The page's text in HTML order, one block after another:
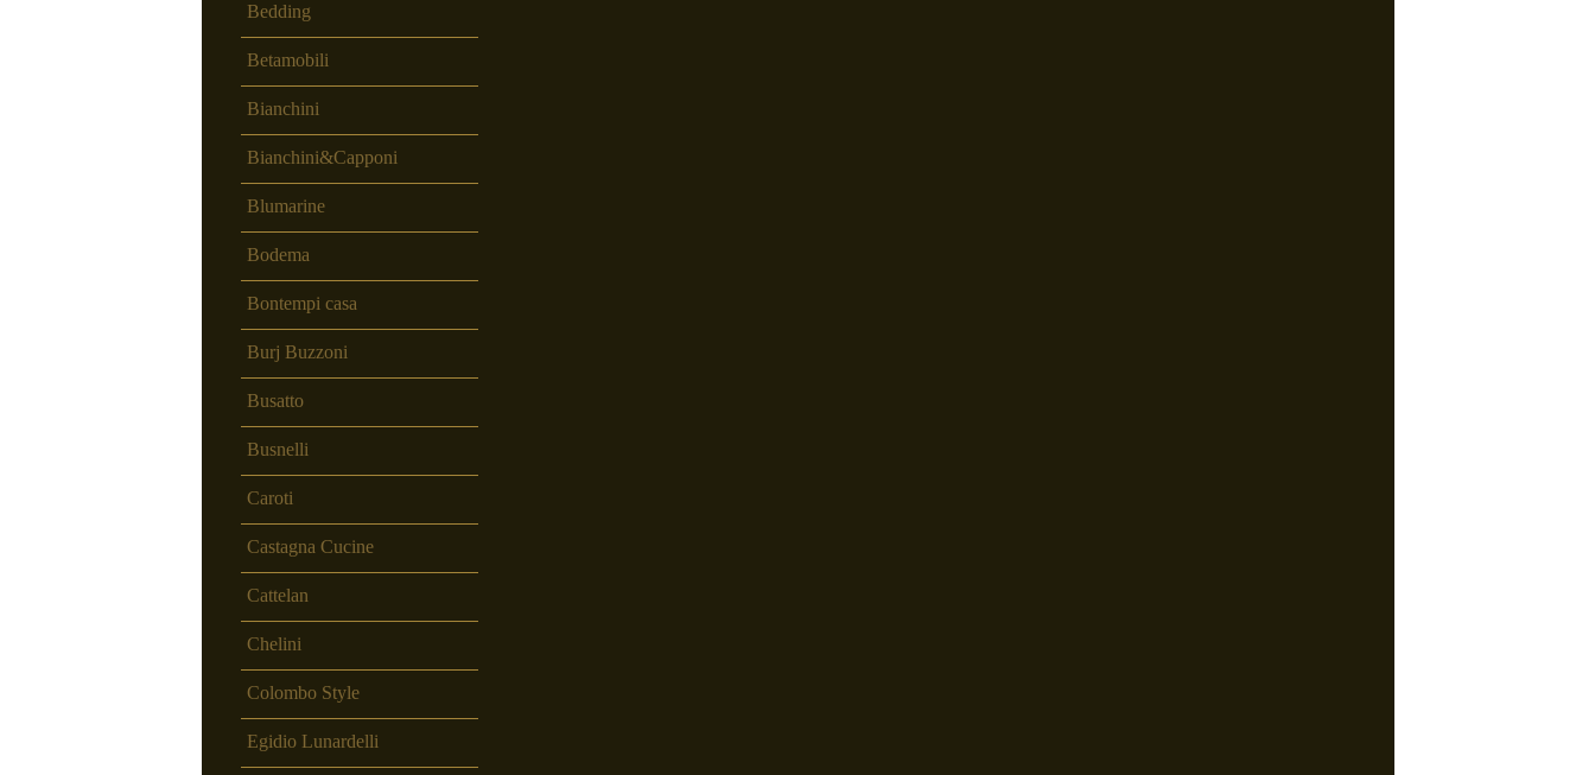
Bedding
Betamobili
Bianchini
Bianchini&Capponi
Blumarine
Bodema
Bontempi casa
Burj Buzzoni
Busatto
Busnelli
Caroti
Castagna Cucine
Cattelan
Chelini
Colombo Style
Egidio Lunardelli